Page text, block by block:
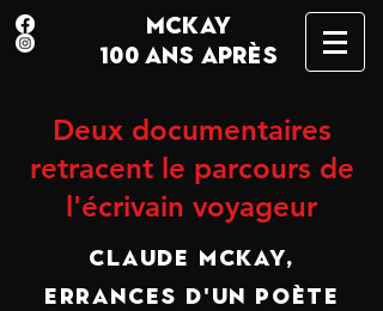
MCKAY
100 ANS APRÈS
Deux documentaires
retracent le parcours de
l'écrivain voyageur
Claude McKay,
ERRANCES D'UN POÈTE